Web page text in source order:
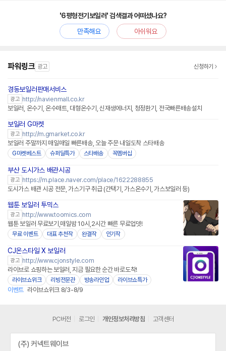
'6평형전기보일러' 검색결과 어떠셨나요?
만족해요
아쉬워요
파워링크 광고 신청하기
경동보일러판매서비스
광고 http://navienmall.co.kr
보일러, 온수기, 온수매트, 대형온수기, 신재생에너지, 청정환기, 전국빠른배송설치
보일러 G마켓
광고 http://m.gmarket.co.kr
보일러 주말까지 매일매일 빠른배송, 오늘 주문 내일도착 스타배송
G마켓베스트 슈퍼딜특가 스타배송 꼭멤버십
부산 도시가스 배관시공
광고 https://m.place.naver.com/place/1622288855
도시가스 배관 시공 전문, 가스기구 취급 (간택기, 가스온수기, 가스보일러 등)
웹툰 보일러 투믹스
광고 http://www.toomics.com
웹툰 보일러 무료보기,매일밤 10시,2시간 빠른 무료업뎃!
무료 이벤트 대표 추천작 완결작 인기작
CJ온스타일 X 보일러
광고 http://www.cjonstyle.com
라이브로 쇼핑하는 보일러, 지금 필요한 순간 바로도착!
라이브쇼위크 리빙전문관 방송라인업 라이브쇼특가
이벤트 라이브쇼위크 8/3-8/9
PC버전 로그인 개인정보처리방침 고객센터
(주) 커넥트웨이브